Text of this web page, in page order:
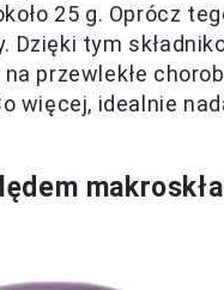
25 g. Oprócz
Dzięki tym
przewlekłe
więcej, idealnie